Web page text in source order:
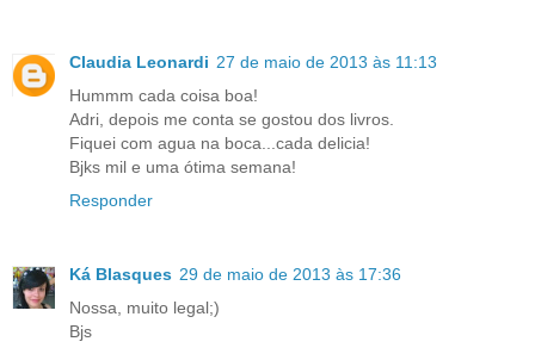
Claudia Leonardi 27 de maio de 2013 às 11:13
Hummm cada coisa boa!
Adri, depois me conta se gostou dos livros.
Fiquei com agua na boca...cada delicia!
Bjks mil e uma ótima semana!
Responder
Ká Blasques 29 de maio de 2013 às 17:36
Nossa, muito legal;)
Bjs